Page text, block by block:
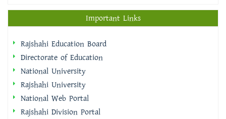
Important Links
Rajshahi Education Board
Directorate of Education
National University
Rajshahi University
National Web Portal
Rajshahi Division Portal